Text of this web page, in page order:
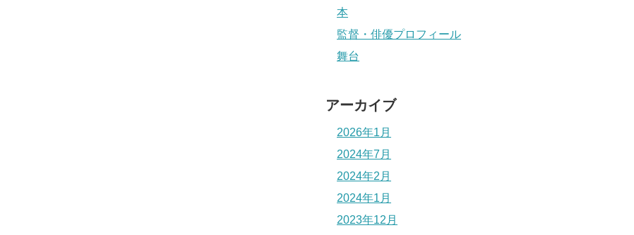
本
監督・俳優プロフィール
舞台
アーカイブ
2026年1月
2024年7月
2024年2月
2024年1月
2023年12月